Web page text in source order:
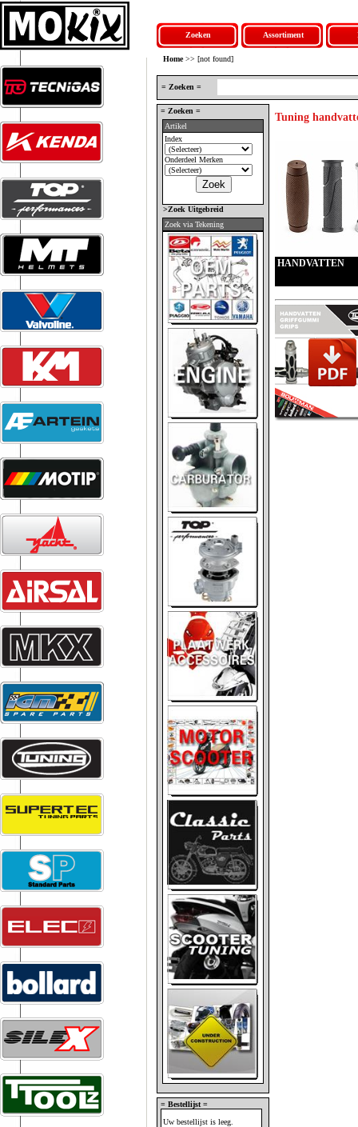
Zoeken Assortiment
Home>> [not found]
= Zoeken =
= Zoeken =
Artikel
Index
Onderdeel Merken
>Zoek Uitgebreid
Zoek via Tekening
= Bestellijst =
Uw bestellijst is leeg.
Tuning
HANDVATTEN